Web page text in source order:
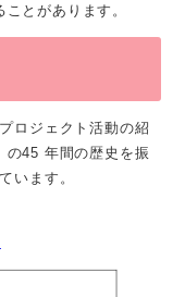
とがあります。
ロジェクト活動の紹
の45 年間の歴史を振
います。